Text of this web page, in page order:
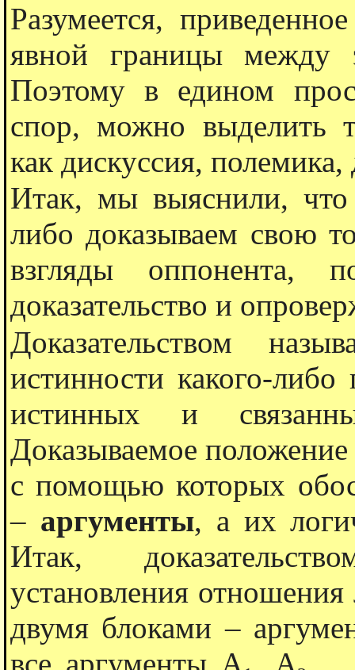
Разумеется,
явной границы между
Поэтому в едином
спор, можно выделить
как дискуссия, полемика,
Итак, мы выяснили,
либо доказываем свою
взгляды оппонента,
доказательство и
Доказательством
истинности какого-
истинных и
Доказываемое положение
с помощью которых
– аргументы, а их
Итак,
установления
двумя блоками –
все аргументы А
, А